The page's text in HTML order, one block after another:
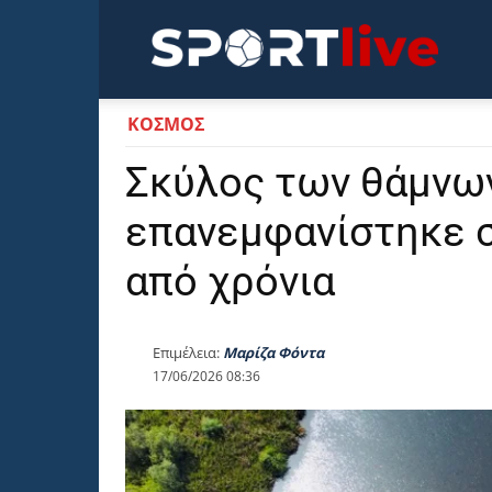
ΚΟΣΜΟΣ
Σκύλος των
επανεμφανίστηκε
από χρόνια
Επιμέλεια: Μαρίζα Φόντα
17/06/2026 08:36